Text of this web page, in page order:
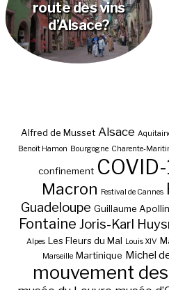
route des vins
d’Alsace?
Alfred de Musset Alsace
Benoît Hamon Bourgogne Charente-
confinement
Macron Festival de Cannes
Guadeloupe Guillaume
Fontaine Joris-Karl
Alpes Les Fleurs du Mal Louis XIV
Marseille Martinique Michel
mouvement